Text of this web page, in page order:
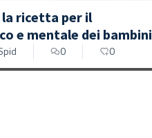
la ricetta per il
e mentale dei bambini
0 0